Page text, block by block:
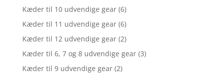
Kæder til 10 udvendige gear (6)
Kæder til 11 udvendige gear (6)
Kæder til 12 udvendige gear (2)
Kæder til 6, 7 og 8 udvendige gear (3)
Kæder til 9 udvendige gear (2)